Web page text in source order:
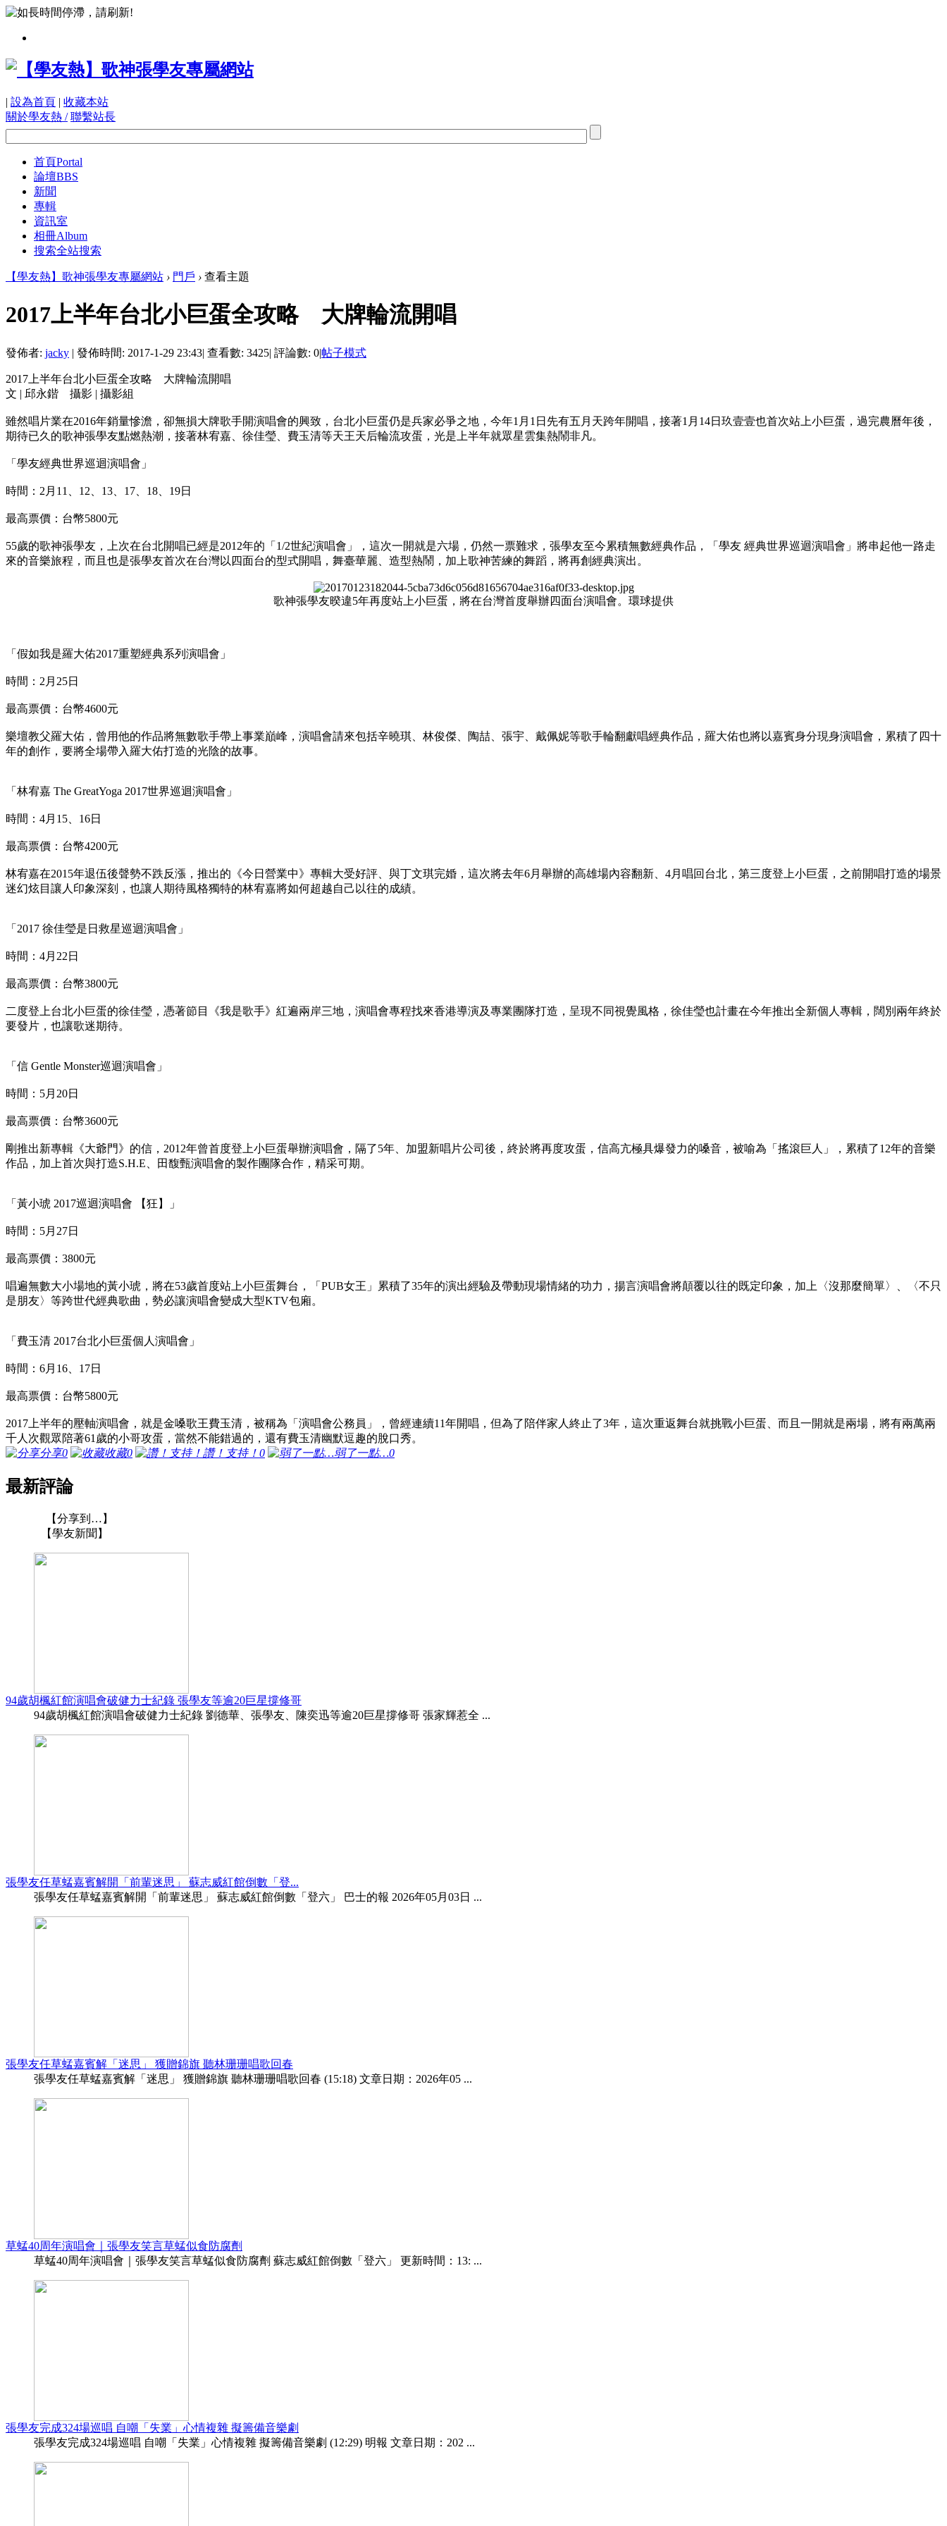
| 設為首頁 | 收藏本站
關於學友熱 / 聯繫站長
首頁Portal
論壇BBS
新聞
專輯
資訊室
相冊Album
搜索全站搜索
【學友熱】歌神張學友專屬網站 › 門戶 › 查看主題
2017上半年台北小巨蛋全攻略 大牌輪流開唱
發佈者: jacky | 發佈時間: 2017-1-29 23:43| 查看數: 3425| 評論數: 0|帖子模式
2017上半年台北小巨蛋全攻略 大牌輪流開唱
文 | 邱永鍇 攝影 | 攝影組
雖然唱片業在2016年銷量慘澹，卻無損大牌歌手開演唱會的興致，台北小巨蛋仍是兵家必爭之地，今年1月1日先有五月天跨年開唱，接著1月14日玖壹壹也首次站上小巨蛋，過完農曆年後，
期待已久的歌神張學友點燃熱潮，接著林宥嘉、徐佳瑩、費玉清等天王天后輪流攻蛋，光是上半年就眾星雲集熱鬧非凡。
「學友經典世界巡迴演唱會」
時間：2月11、12、13、17、18、19日
最高票價：台幣5800元
55歲的歌神張學友，上次在台北開唱已經是2012年的「1/2世紀演唱會」，這次一開就是六場，仍然一票難求，張學友至今累積無數經典作品，「學友 經典世界巡迴演唱會」將串起他一路走
來的音樂旅程，而且也是張學友首次在台灣以四面台的型式開唱，舞臺華麗、造型熱鬧，加上歌神苦練的舞蹈，將再創經典演出。
歌神張學友暌違5年再度站上小巨蛋，將在台灣首度舉辦四面台演唱會。環球提供
「假如我是羅大佑2017重塑經典系列演唱會」
時間：2月25日
最高票價：台幣4600元
樂壇教父羅大佑，曾用他的作品將無數歌手帶上事業巔峰，演唱會請來包括辛曉琪、林俊傑、陶喆、張宇、戴佩妮等歌手輪翻獻唱經典作品，羅大佑也將以嘉賓身分現身演唱會，累積了四十
年的創作，要將全場帶入羅大佑打造的光陰的故事。
「林宥嘉 The GreatYoga 2017世界巡迴演唱會」
時間：4月15、16日
最高票價：台幣4200元
林宥嘉在2015年退伍後聲勢不跌反漲，推出的《今日營業中》專輯大受好評、與丁文琪完婚，這次將去年6月舉辦的高雄場內容翻新、4月唱回台北，第三度登上小巨蛋，之前開唱打造的場景
迷幻炫目讓人印象深刻，也讓人期待風格獨特的林宥嘉將如何超越自己以往的成績。
「2017 徐佳瑩是日救星巡迴演唱會」
時間：4月22日
最高票價：台幣3800元
二度登上台北小巨蛋的徐佳瑩，憑著節目《我是歌手》紅遍兩岸三地，演唱會專程找來香港導演及專業團隊打造，呈現不同視覺風格，徐佳瑩也計畫在今年推出全新個人專輯，闊別兩年終於
要發片，也讓歌迷期待。
「信 Gentle Monster巡迴演唱會」
時間：5月20日
最高票價：台幣3600元
剛推出新專輯《大爺門》的信，2012年曾首度登上小巨蛋舉辦演唱會，隔了5年、加盟新唱片公司後，終於將再度攻蛋，信高亢極具爆發力的嗓音，被喻為「搖滾巨人」，累積了12年的音樂
作品，加上首次與打造S.H.E、田馥甄演唱會的製作團隊合作，精采可期。
「黃小琥 2017巡迴演唱會 【狂】」
時間：5月27日
最高票價：3800元
唱遍無數大小場地的黃小琥，將在53歲首度站上小巨蛋舞台，「PUB女王」累積了35年的演出經驗及帶動現場情緒的功力，揚言演唱會將顛覆以往的既定印象，加上〈沒那麼簡單〉、〈不只
是朋友〉等跨世代經典歌曲，勢必讓演唱會變成大型KTV包廂。
「費玉清 2017台北小巨蛋個人演唱會」
時間：6月16、17日
最高票價：台幣5800元
2017上半年的壓軸演唱會，就是金嗓歌王費玉清，被稱為「演唱會公務員」，曾經連續11年開唱，但為了陪伴家人終止了3年，這次重返舞台就挑戰小巨蛋、而且一開就是兩場，將有兩萬兩
千人次觀眾陪著61歲的小哥攻蛋，當然不能錯過的，還有費玉清幽默逗趣的脫口秀。
分享0 收藏0 讚！支持！ 0 弱了一點…0
最新評論
【分享到…】
【學友新聞】
94歲胡楓紅館演唱會破健力士紀錄 張學友等逾20巨星撐修哥
94歲胡楓紅館演唱會破健力士紀錄 劉德華、張學友、陳奕迅等逾20巨星撐修哥 張家輝惹全 ...
張學友任草蜢嘉賓解開「前輩迷思」 蘇志威紅館倒數「登...
張學友任草蜢嘉賓解開「前輩迷思」 蘇志威紅館倒數「登六」 巴士的報 2026年05月03日 ...
張學友任草蜢嘉賓解「迷思」 獲贈錦旗 聽林珊珊唱歌回春
張學友任草蜢嘉賓解「迷思」 獲贈錦旗 聽林珊珊唱歌回春 (15:18) 文章日期：2026年05 ...
草蜢40周年演唱會｜張學友笑言草蜢似食防腐劑
草蜢40周年演唱會｜張學友笑言草蜢似食防腐劑 蘇志威紅館倒數「登六」 更新時間：13: ...
張學友完成324場巡唱 自嘲「失業」心情複雜 擬籌備音樂劇
張學友完成324場巡唱 自嘲「失業」心情複雜 擬籌備音樂劇 (12:29) 明報 文章日期：202 ...